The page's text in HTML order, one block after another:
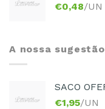
€0,48/UN
A nossa sugestão
SACO
€1,95/UN